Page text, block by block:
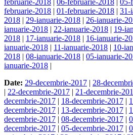
februarie-2018 | 06-februarie-2018 | 05-
februarie-2018 | 01-februarie-2018 | 31-
2018 | 29-ianuarie-2018 | 26-ianuarie-
ianuarie-2018 | 22-ianuarie-2018 | 19-
2018 | 17-ianuarie-2018 | 16-ianuarie-
ianuarie-2018 | 11-ianuarie-2018 | 10-
2018 | 08-ianuarie-2018 | 05-ianuarie-
ianuarie-2018 |
Date: 29-decembrie-2017 | 28-
| 22-decembrie-2017 | 21-decembrie-
decembrie-2017 | 18-decembrie-2017 |
decembrie-2017 | 13-decembrie-2017 |
decembrie-2017 | 08-decembrie-2017 |
decembrie-2017 | 05-decembrie-2017 |